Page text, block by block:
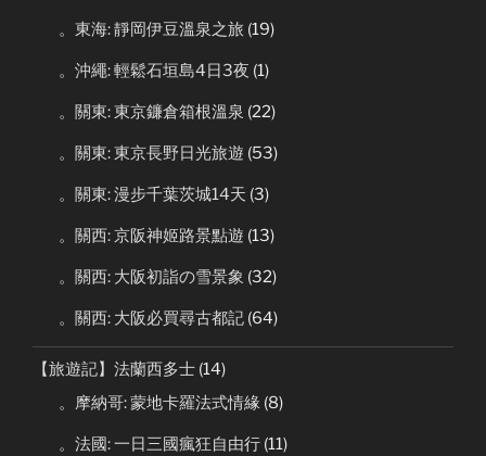
。東海: 靜岡伊豆溫泉之旅 (19)
。沖繩: 輕鬆石垣島4日3夜 (1)
。關東: 東京鐮倉箱根溫泉 (22)
。關東: 東京長野日光旅遊 (53)
。關東: 漫步千葉茨城14天 (3)
。關西: 京阪神姬路景點遊 (13)
。關西: 大阪初詣の雪景象 (32)
。關西: 大阪必買尋古都記 (64)
【旅遊記】法蘭西多士 (14)
。摩納哥: 蒙地卡羅法式情緣 (8)
。法國: 一日三國瘋狂自由行 (11)